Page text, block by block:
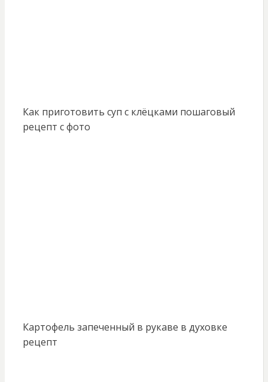
Как приготовить суп с клёцками пошаговый
рецепт с фото
Картофель запеченный в рукаве в духовке
рецепт